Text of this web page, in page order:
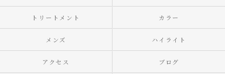
トリートメント カラー
メンズ ハイライト
アクセス ブログ